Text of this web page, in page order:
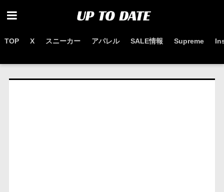
TOP X スニーカー アパレル SALE情報 Supreme